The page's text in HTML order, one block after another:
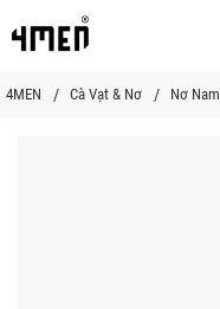
4MEN Cà Vạt & Nơ Nơ Nam